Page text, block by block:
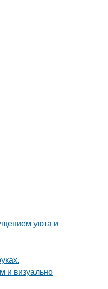
уюта и
и визуально